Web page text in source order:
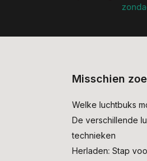
Misschien
Welke luchtbuks
De verschillende
technieken
Herladen: Stap